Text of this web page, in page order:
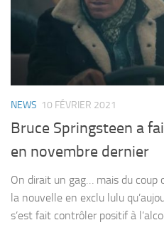
NEWS 10 FÉVRIER 2021
Bruce Springsteen a
en novembre dernier
On dirait un gag… mais du coup
la nouvelle en exclu lulu
s’est fait contrôler positif à